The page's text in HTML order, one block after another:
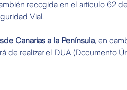
recogida en el artículo 62
Vial.
Canarias a la Península, en
de realizar el DUA (Documento